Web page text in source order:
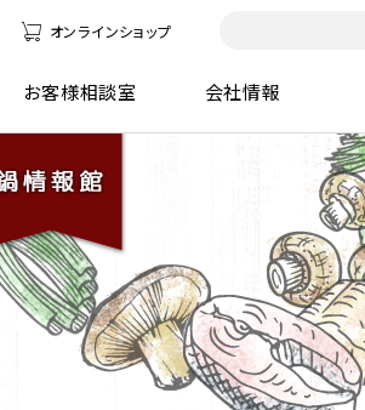
オンラインショップ
お客様相談室 会社情報